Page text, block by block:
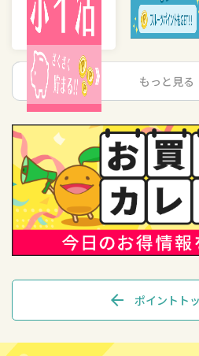
もっと見る
arrow_back ポイントト